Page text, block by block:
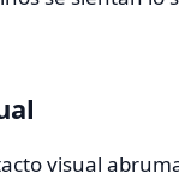
visual